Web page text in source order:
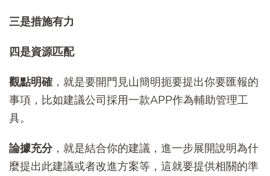
三是措施有力
四是資源匹配
觀點明確 ，就是要開門見山簡明扼要提出你要匯報的
事項，比如建議公司採用一款APP作為輔助管理工
具。
論據充分，就是結合你的建議，進一步展開說明為什
麼提出此建議或者改進方案等，這就要提供相關的準